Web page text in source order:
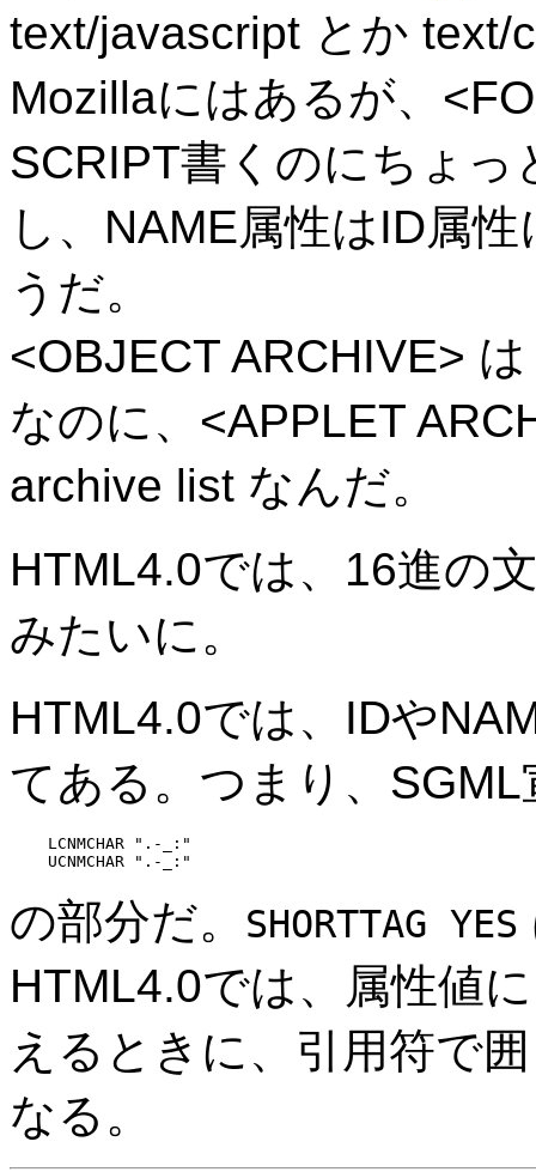
text/javascript とか text/
Mozillaにはあるが、
SCRIPT書くのにちょ
し、NAME属性はID属
うだ。
<OBJECT ARCHIVE>
なのに、<APPLET
archive list なんだ。
HTML4.0では、16進の
みたいに。
HTML4.0では、IDや
てある。つまり、SGML
    LCNMCHAR ".-_:"
    UCNMCHAR ".-_:"
の部分だ。 SHORTTAG YES
HTML4.0では、属性値
えるときに、引用符で
なる。